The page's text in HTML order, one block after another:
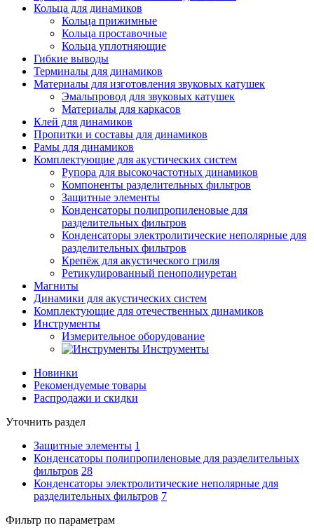
Кольца для динамиков
Кольца прижимные
Кольца проставочные
Кольца уплотняющие
Гибкие выводы
Терминалы для динамиков
Материалы для изготовления звуковых катушек
Эмальпровод для звуковых катушек
Материалы для каркасов
Клей для динамиков
Пропитки и составы для динамиков
Рамы для динамиков
Комплектующие для акустических систем
Рупора для высокочастотных динамиков
Компоненты разделительных фильтров
Защитные элементы
Конденсаторы полипропиленовые для
разделительных фильтров
Конденсаторы электролитические неполярные для
разделительных фильтров
Крепёж для акустического гриля
Ретикулированный пенополиуретан
Магниты
Динамики для акустических систем
Комплектующие для отечественных динамиков
Инструменты
Измерительное оборудование
Инструменты
Новинки
Рекомендуемые товары
Распродажи и скидки
Уточнить раздел
Защитные элементы 1
Конденсаторы полипропиленовые для разделительных
фильтров 28
Конденсаторы электролитические неполярные для
разделительных фильтров 7
Фильтр по параметрам